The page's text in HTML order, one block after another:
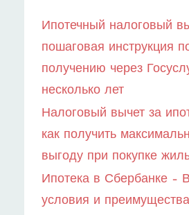
Ипотечный налоговый
пошаговая инструкция
получению через
несколько лет
Налоговый вычет за
как получить
выгоду при покупке
Ипотека в Сбербанке –
условия и